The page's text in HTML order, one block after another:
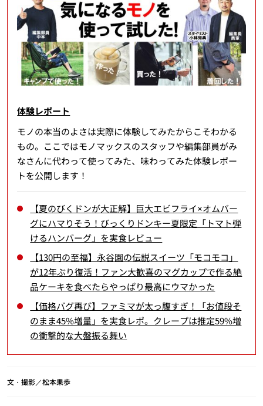
体験レポート
モノの本当のよさは実際に体験してみたからこそわかる
もの。ここではモノマックスのスタッフや編集部員がみ
なさんに代わって使ってみた、味わってみた体験レポー
トを公開します！
【夏のびくドンが大正解】巨大エビフライ×オムバー
グにハマりそう！びっくりドンキー夏限定「トマト弾
けるハンバーグ」を実食レビュー
【130円の至福】永谷園の伝説スイーツ「モコモコ」
が12年ぶり復活！ファン大歓喜のマグカップで作る絶
品ケーキを食べたらやっぱり最高にウマかった
【価格バグ再び】ファミマが太っ腹すぎ！「お値段そ
のまま45%増量」を実食レポ。クレープは推定59%増
の衝撃的な大盤振る舞い
文・撮影／松本果歩